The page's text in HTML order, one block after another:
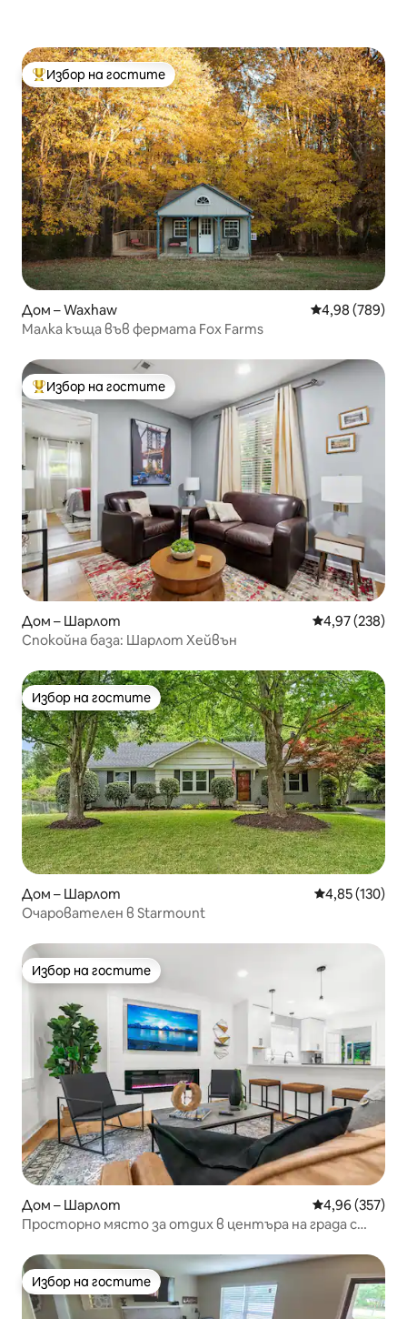
Най-популярен избор на гостите
Избор на гостите
Дом – Waxhaw Средна
4,98 (789)
Малка къща във фермата Fox Farms
Най-популярен избор на гостите
Избор на гостите
Дом – Шарлот Средна
4,97 (238)
Спокойна база: Шарлот Хейвън
Избор на гостите
Избор на гостите
Дом – Шарлот Средна
4,85 (130)
Очарователен в Starmount
Избор на гостите
Избор на гостите
Дом – Шарлот Средна
4,96 (357)
Просторно място за отдих в центъра на града с
Избор на гостите
Избор на гостите